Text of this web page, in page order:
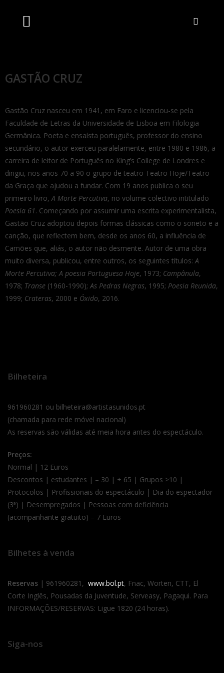
GASTÃO CRUZ
Gastão Cruz nasceu em 1941, em Faro e licenciou-se pela
Faculdade de Letras da Universidade de Lisboa em Filologia
Germânica. Poeta e ensaísta português, professor do ensino
secundário, o autor exerceu paralelamente, entre 1980 e 1986, a
carreira de leitor de Português no King’s College de Londres e
dirigiu, nos anos 70 a 90 o grupo de teatro Teatro Hoje/Teatro
da Graça que ajudou a fundar. Com 19 anos publica o seu
primeiro livro,A Morte Percutiva, no volume colectivo intitulado
Poesia 61. Começando por assumir uma escrita experimentalista,
Gastão Cruz adoptou depois formas clássicas como o soneto e a
canção, que reflectem bem, desde os anos 60, a influência de
Camões que, aliás, o autor não desmente. Autor de uma obra
muito diversa, publicou, entre outros, os seguintes títulos:A
Morte Percutiva; A poesia Portuguesa Hoje, 1973; Campânula,
1978; Transe (1960-1990);As Pedras Negras, 1995; Poesia Reunida,
1999; Crateras, 2000 e Óxido, 2016.
Bilheteira
961960281 ou bilheteira@artistasunidos.pt
(chamada para rede móvel nacional)
As reservas são válidas até meia hora antes do espectáculo.
Preços:
Normal | 12 Euros
Descontos | estudantes | – 30 | + 65 | Grupos >10 |
Protocolos | Profissionais do espectáculo | Dia do espectador
(3ª) | Desempregados | Pessoas com deficiência
(acompanhante gratuito) – 7 Euros
Bilhetes à venda
Reservas | 961960281, www.bol.pt, Fnac, Worten, CTT, El
Corte Inglês, Pousadas da Juventude, Serveasy, Pagaqui. Para
INFORMAÇÕES/RESERVAS: Ligue 1820 (24 horas).
Siga-nos